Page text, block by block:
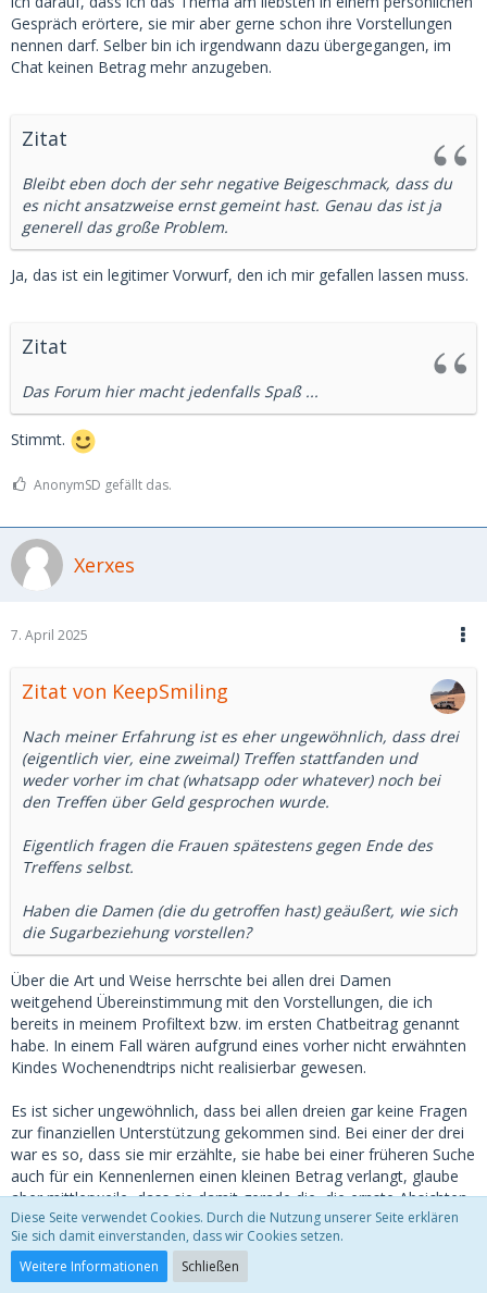
Gespräch erörtere, sie mir aber gerne schon ihre Vorstellungen
nennen darf. Selber bin ich irgendwann dazu übergegangen, im
Chat keinen Betrag mehr anzugeben.
Zitat
Bleibt eben doch der sehr negative Beigeschmack, dass du
es nicht ansatzweise ernst gemeint hast. Genau das ist ja
generell das große Problem.
Ja, das ist ein legitimer Vorwurf, den ich mir gefallen lassen muss.
Zitat
Das Forum hier macht jedenfalls Spaß ...
Stimmt.
AnonymSD gefällt das.
Xerxes
7. April 2025
Zitat von KeepSmiling
Nach meiner Erfahrung ist es eher ungewöhnlich, dass drei
(eigentlich vier, eine zweimal) Treffen stattfanden und
weder vorher im chat (whatsapp oder whatever) noch bei
den Treffen über Geld gesprochen wurde.
Eigentlich fragen die Frauen spätestens gegen Ende des
Treffens selbst.
Haben die Damen (die du getroffen hast) geäußert, wie sich
die Sugarbeziehung vorstellen?
Über die Art und Weise herrschte bei allen drei Damen
weitgehend Übereinstimmung mit den Vorstellungen, die ich
bereits in meinem Profiltext bzw. im ersten Chatbeitrag genannt
habe. In einem Fall wären aufgrund eines vorher nicht erwähnten
Kindes Wochenendtrips nicht realisierbar gewesen.
Es ist sicher ungewöhnlich, dass bei allen dreien gar keine Fragen
zur finanziellen Unterstützung gekommen sind. Bei einer der drei
war es so, dass sie mir erzählte, sie habe bei einer früheren Suche
auch für ein Kennenlernen einen kleinen Betrag verlangt, glaube
aber mittlerweile, dass sie damit gerade die, die ernste Absichten
hegen, vergraulen würde.
Ich hatte ganz zu Anfang einen noch krasseren Fall: Nach einem
Kennenlernen hatten wir sofort ein zweites Treffen vereinbart, bei
Diese Seite verwendet Cookies. Durch die Nutzung unserer Seite erklären
Sie sich damit einverstanden, dass wir Cookies setzen.
Weitere Informationen
Schließen